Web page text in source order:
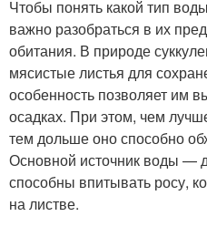
Чтобы понять какой тип
важно разобраться в их
обитания. В природе
мясистые листья для
особенность позволяет им
осадках. При этом, чем
тем дольше оно способно
Основной источник воды —
способны впитывать росу,
на листве.